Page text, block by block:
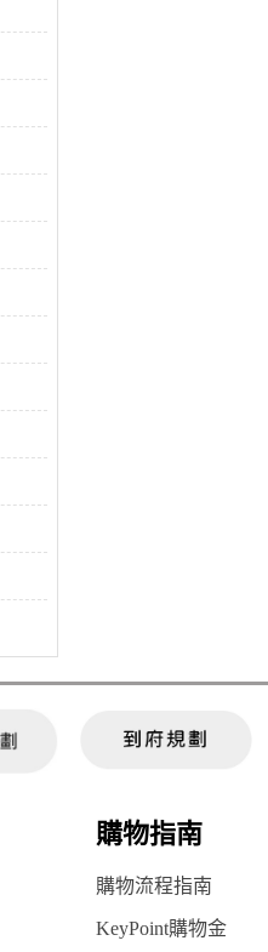
購物指南
購物流程指南
KeyPoint購物金